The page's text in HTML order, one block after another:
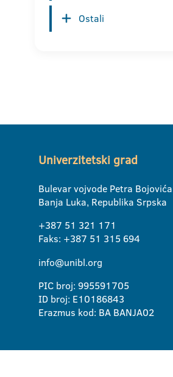
Ostali
Univerzitetski grad
Bulevar vojvode Petra Bojovića
Banja Luka, Republika Srpska
+387 51 321 171
Faks: +387 51 315 694
info@unibl.org
PIC broj: 995591705
ID broj: E10186843
Erazmus kod: BA BANJA02